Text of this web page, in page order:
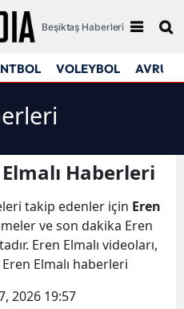
Beşiktaş Haberleri
VOLEYBOL
Haberleri
takip edenler için Eren
ve son dakika Eren
Eren Elmalı videoları,
Elmalı haberleri
2026 19:57